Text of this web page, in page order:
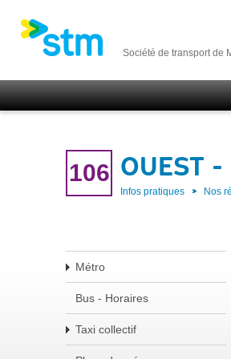
Société de transport de
106 OUEST
Infos pratiques Nos
Métro
Bus - Horaires
Taxi collectif